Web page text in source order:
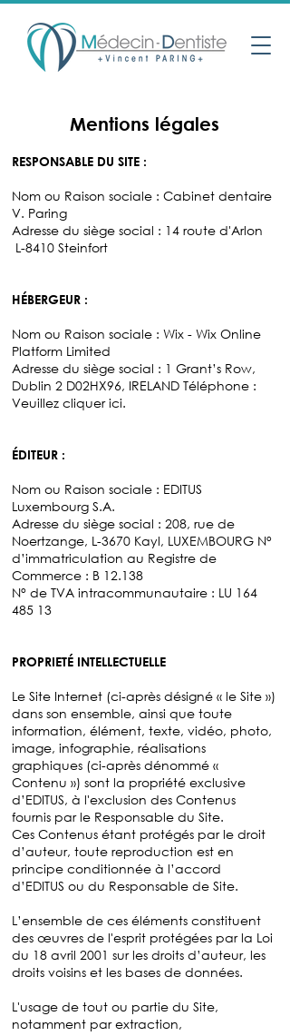
Mentions légales
RESPONSABLE DU SITE :
Nom ou Raison sociale : Cabinet dentaire
V. Paring
Adresse du siège social : 14 route d'Arlon
L-8410 Steinfort
HÉBERGEUR :
Nom ou Raison sociale : Wix - Wix Online
Platform Limited
Adresse du siège social : 1 Grant’s Row,
Dublin 2 D02HX96, IRELAND Téléphone :
Veuillez cliquerici.
ÉDITEUR :
Nom ou Raison sociale : EDITUS
Luxembourg S.A.
Adresse du siège social : 208, rue de
Noertzange, L-3670 Kayl, LUXEMBOURG N°
d’immatriculation au Registre de
Commerce : B 12.138
N° de TVA intracommunautaire : LU 164
485 13
PROPRIETÉ INTELLECTUELLE
Le Site Internet (ci-après désigné « le Site »)
dans son ensemble, ainsi que toute
information, élément, texte, vidéo, photo,
image, infographie, réalisations
graphiques (ci-après dénommé «
Contenu ») sont la propriété exclusive
d’EDITUS, à l'exclusion des Contenus
fournis par le Responsable du Site.
Ces Contenus étant protégés par le droit
d’auteur, toute reproduction est en
principe conditionnée à l’accord
d’EDITUS ou du Responsable de Site.
L’ensemble de ces éléments constituent
des œuvres de l'esprit protégées par la Loi
du 18 avril 2001 sur les droits d’auteur, les
droits voisins et les bases de données.
L'usage de tout ou partie du Site,
notamment par extraction,